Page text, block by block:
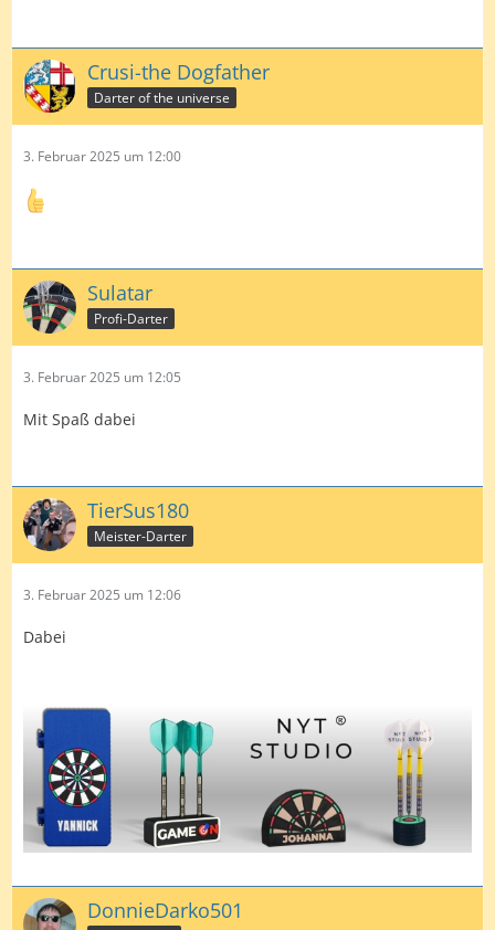
Crusi-the Dogfather
Darter of the universe
3. Februar 2025 um 12:00
Sulatar
Profi-Darter
3. Februar 2025 um 12:05
Mit Spaß dabei
TierSus180
Meister-Darter
3. Februar 2025 um 12:06
Dabei
DonnieDarko501